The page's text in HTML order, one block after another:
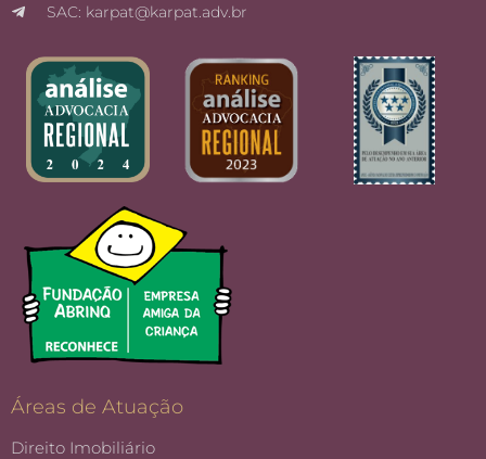
SAC: karpat@karpat.adv.br
Áreas de Atuação
Direito Imobiliário